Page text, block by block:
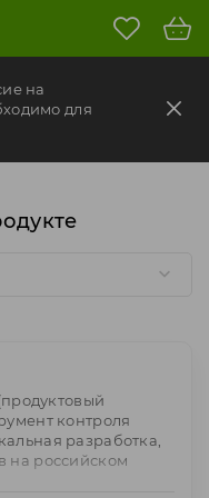
на
для
контроля
разработка,
на российском